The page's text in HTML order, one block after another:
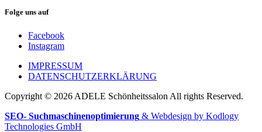
Folge uns auf
Facebook
Instagram
IMPRESSUM
DATENSCHUTZERKLÄRUNG
Copyright © 2026 ADELE Schönheitssalon All rights Reserved.
SEO- Suchmaschinenoptimierung & Webdesign by Kodlogy
Technologies GmbH